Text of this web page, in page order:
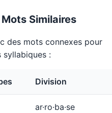
Similaires
des mots connexes pour
syllabiques :
Division
ar·ro·ba·se